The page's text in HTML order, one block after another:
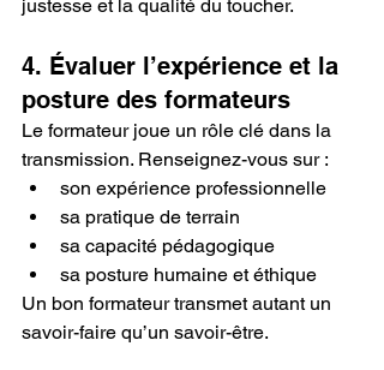
justesse et la qualité du toucher.
4. Évaluer l’expérience et la
posture des formateurs
Le formateur joue un rôle clé dans la
transmission. Renseignez-vous sur :
son expérience professionnelle
sa pratique de terrain
sa capacité pédagogique
sa posture humaine et éthique
Un bon formateur transmet autant un
savoir-faire qu’un savoir-être.